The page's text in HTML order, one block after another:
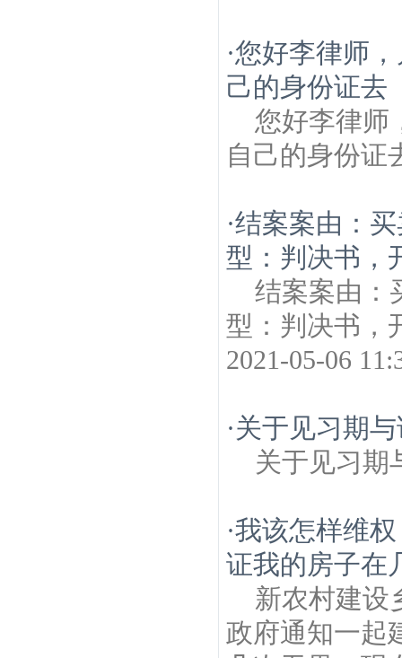
·您好李律师
己的身份证去
您好李律师
自己的身份证
·结案案由：
型：判决书，
结案案由：
型：判决书，
2021-05-06
·关于见习期
关于见习期
·我该怎样维
证我的房子在
新农村建设
政府通知一起